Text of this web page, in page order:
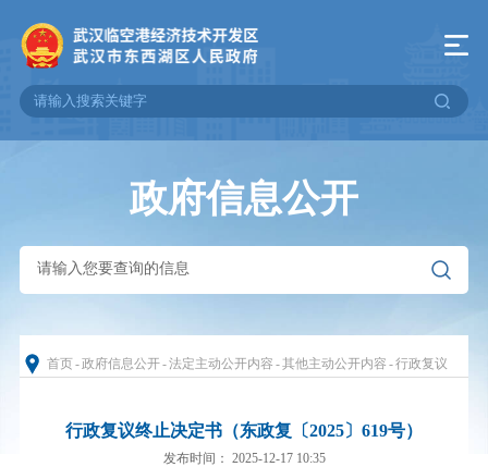
政府信息公开
首页-政府信息公开-法定主动公开内容 -其他主动公开内容 -行政复议
行政复议终止决定书（东政复〔2025〕619号）
发布时间： 2025-12-17 10:35